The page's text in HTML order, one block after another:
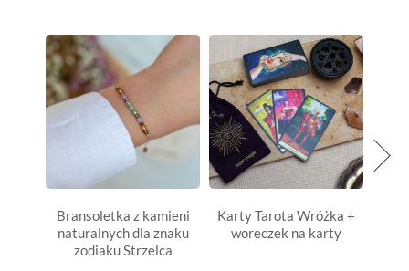
Bransoletka z kamieni
naturalnych dla znaku
zodiaku Strzelca
Karty Tarota Wróżka +
woreczek na karty